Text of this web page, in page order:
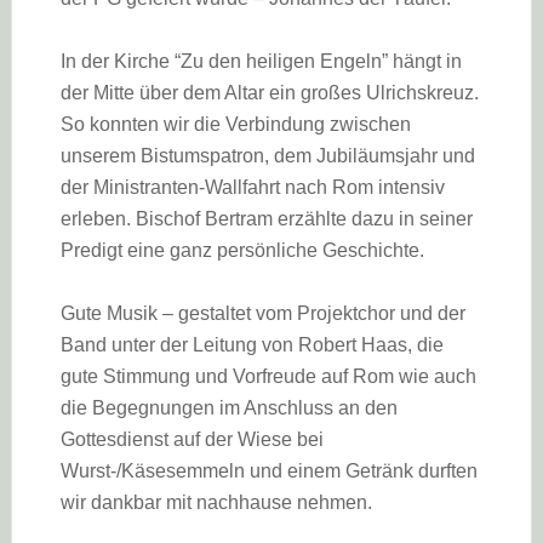
In der Kirche “Zu den heiligen Engeln” hängt in
der Mitte über dem Altar ein großes Ulrichskreuz.
So konnten wir die Verbindung zwischen
unserem Bistumspatron, dem Jubiläumsjahr und
der Ministranten-Wallfahrt nach Rom intensiv
erleben. Bischof Bertram erzählte dazu in seiner
Predigt eine ganz persönliche Geschichte.
Gute Musik – gestaltet vom Projektchor und der
Band unter der Leitung von Robert Haas, die
gute Stimmung und Vorfreude auf Rom wie auch
die Begegnungen im Anschluss an den
Gottesdienst auf der Wiese bei
Wurst-/Käsesemmeln und einem Getränk durften
wir dankbar mit nachhause nehmen.